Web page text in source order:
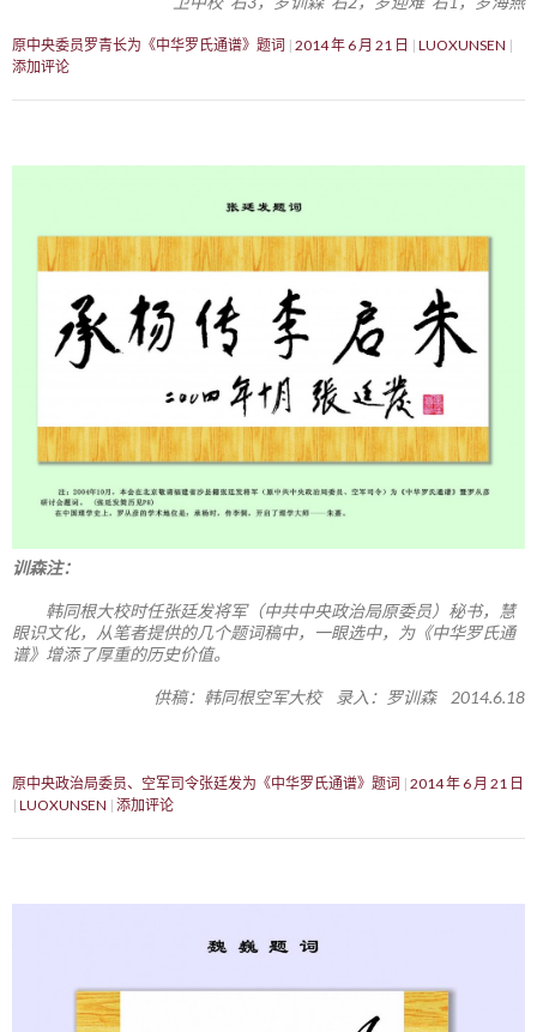
原中央委员罗青长为《中华罗氏通谱》题词 2014 年 6 月 21 日
LUOXUNSEN
添加评论
训森注：
韩同根大校时任张廷发将军（中共中央政治局原委员）秘书，慧
眼识文化，从笔者提供的几个题词稿中，一眼选中，为《中华罗氏通
谱》增添了厚重的历史价值。
供稿：韩同根空军大校 录入：罗训森 2014.6.18
原中央政治局委员、空军司令张廷发为《中华罗氏通谱》题词 2014 年 6 月 21 日
LUOXUNSEN 添加评论